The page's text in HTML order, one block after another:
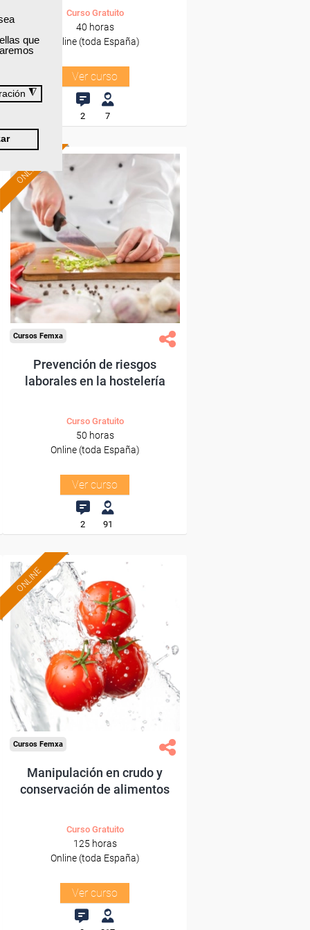
que
◮
Curso Gratuito
40 horas
Online (toda España)
Ver curso
2 7
ONLINE
Formación 100%
subvencionada.
Para desempleados,
trabajadores y autónomos.
Sector
-Hosteleria y Turismo.
Cursos Femxa
Prevención de riesgos
laborales en la hostelería
Curso Gratuito
50 horas
Online (toda España)
Ver curso
2 91
ONLINE
Formación 100%
subvencionada.
Para desempleados,
trabajadores y autónomos.
Sector
-Otros Servicios.
Cursos Femxa
Manipulación en crudo y
conservación de alimentos
Curso Gratuito
125 horas
Online (toda España)
Ver curso